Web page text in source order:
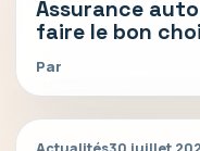
Assurance
faire le bon
Par